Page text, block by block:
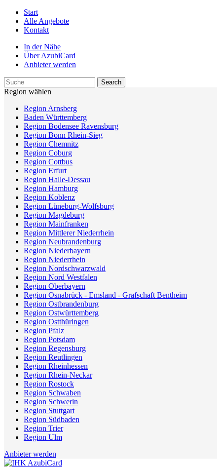
Start
Alle Angebote
Kontakt
In der Nähe
Über AzubiCard
Anbieter werden
Region wählen
Region Arnsberg
Baden Württemberg
Region Bodensee Ravensburg
Region Bonn Rhein-Sieg
Region Chemnitz
Region Coburg
Region Cottbus
Region Erfurt
Region Halle-Dessau
Region Hamburg
Region Koblenz
Region Lüneburg-Wolfsburg
Region Magdeburg
Region Mainfranken
Region Mittlerer Niederrhein
Region Neubrandenburg
Region Niederbayern
Region Niederrhein
Region Nordschwarzwald
Region Nord Westfalen
Region Oberbayern
Region Osnabrück - Emsland - Grafschaft Bentheim
Region Ostbrandenburg
Region Ostwürttemberg
Region Ostthüringen
Region Pfalz
Region Potsdam
Region Regensburg
Region Reutlingen
Region Rheinhessen
Region Rhein-Neckar
Region Rostock
Region Schwaben
Region Schwerin
Region Stuttgart
Region Südbaden
Region Trier
Region Ulm
Anbieter werden